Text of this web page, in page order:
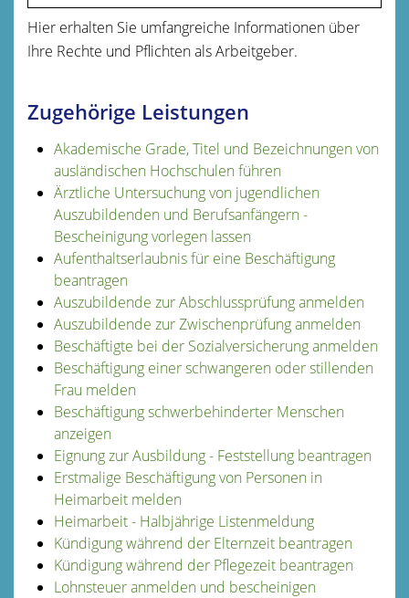
Hier erhalten Sie umfangreiche Informationen über
Ihre Rechte und Pflichten als Arbeitgeber.
Zugehörige Leistungen
Akademische Grade, Titel und Bezeichnungen von
ausländischen Hochschulen führen
Ärztliche Untersuchung von jugendlichen
Auszubildenden und Berufsanfängern -
Bescheinigung vorlegen lassen
Aufenthaltserlaubnis für eine Beschäftigung
beantragen
Auszubildende zur Abschlussprüfung anmelden
Auszubildende zur Zwischenprüfung anmelden
Beschäftigte bei der Sozialversicherung anmelden
Beschäftigung einer schwangeren oder stillenden
Frau melden
Beschäftigung schwerbehinderter Menschen
anzeigen
Eignung zur Ausbildung - Feststellung beantragen
Erstmalige Beschäftigung von Personen in
Heimarbeit melden
Heimarbeit - Halbjährige Listenmeldung
Kündigung während der Elternzeit beantragen
Kündigung während der Pflegezeit beantragen
Lohnsteuer anmelden und bescheinigen